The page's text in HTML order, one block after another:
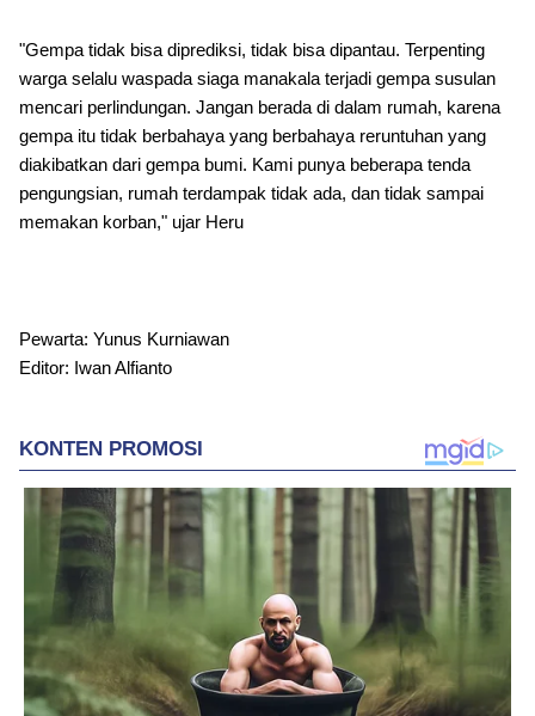
"Gempa tidak bisa diprediksi, tidak bisa dipantau. Terpenting
warga selalu waspada siaga manakala terjadi gempa susulan
mencari perlindungan. Jangan berada di dalam rumah, karena
gempa itu tidak berbahaya yang berbahaya reruntuhan yang
diakibatkan dari gempa bumi. Kami punya beberapa tenda
pengungsian, rumah terdampak tidak ada, dan tidak sampai
memakan korban," ujar Heru
Pewarta: Yunus Kurniawan
Editor: Iwan Alfianto